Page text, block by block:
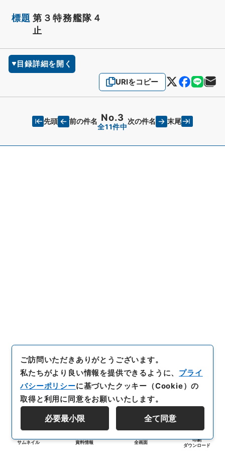
標題 第３特務艦隊４
止
目録詳細を開く
URIをコピー
先頭 前の件名 No.3
全11件中
次の件名 末尾
サムネイル 資料情報 全画面
印刷
ダウンロード
ご訪問いただきありがとうございます。
私たちがより良い情報を提供できるように、 プライ
バシーポリシーに基づいたクッキー（Cookie）の
取得と利用に同意をお願いいたします。
必要最小限 全て同意